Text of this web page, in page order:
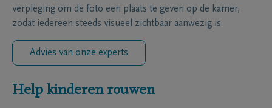
verpleging om de foto een plaats te geven op de kamer,
zodat iedereen steeds visueel zichtbaar aanwezig is.
Advies van onze experts
Help kinderen rouwen